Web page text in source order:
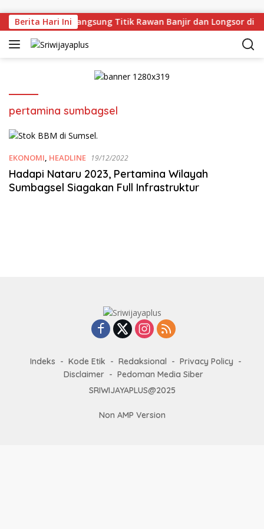
Berita Hari Ini
Deru Tinjau Langsung Titik Rawan Banjir dan Longsor di
pertamina sumbagsel
EKONOMI, HEADLINE 19/12/2022
Hadapi Nataru 2023, Pertamina Wilayah
Sumbagsel Siagakan Full Infrastruktur
Indeks Kode Etik Redaksional
Privacy Policy
Disclaimer
Pedoman Media Siber
SRIWIJAYAPLUS@2025
Non AMP Version